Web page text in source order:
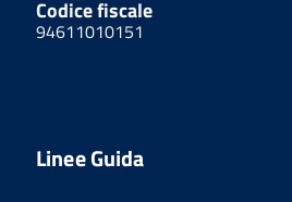
Codice fiscale
94611010151
Linee Guida